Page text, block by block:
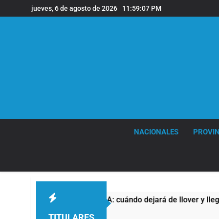
al
jueves, 6 de agosto de 2026 11:59:09 PM
NACIONALES
cuándo dejará de llover y llega una ola de frío con